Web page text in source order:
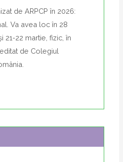
de ARPCP în 2026:
Va avea loc în 28
21-22 martie, fizic, în
de Colegiul